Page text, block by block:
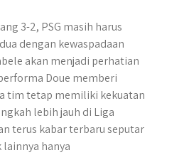
3-2, PSG masih harus
dengan kewaspadaan
akan menjadi perhatian
Doue memberi
tim tetap memiliki kekuatan
lebih jauh di Liga
terus kabar terbaru seputar
hanya